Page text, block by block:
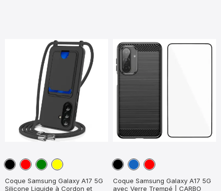
NoirRouge
VertJaune
Coque Samsung Galaxy A17 5G
Silicone Liquide à Cordon et
NoirBleuRouge
Coque Samsung Galaxy A17 5G
avec Verre Trempé | CARBO